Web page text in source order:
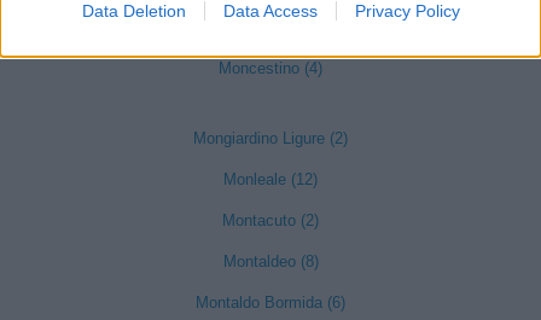
Data Deletion Data Access Privacy Policy
Moncestino (4)
Mongiardino Ligure (2)
Monleale (12)
Montacuto (2)
Montaldeo (8)
Montaldo Bormida (6)